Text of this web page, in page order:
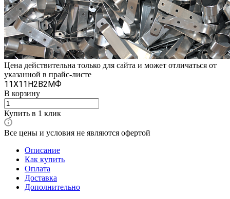
Цена действительна только для сайта и может отличаться от
указанной в прайс-листе
11X11Н2В2МФ
В корзину
Купить в 1 клик
Все цены и условия не являются офертой
Описание
Как купить
Оплата
Доставка
Дополнительно